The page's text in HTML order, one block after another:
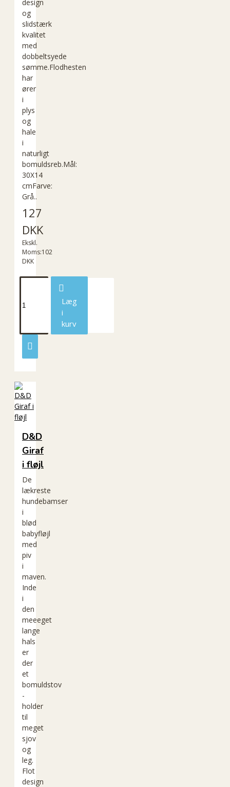
design
og
slidstærk
kvalitet
med
dobbeltsyede
sømme.Flodhesten
har
ører
i
plys
og
hale
i
naturligt
bomuldsreb.Mål:
30X14
cmFarve:
Grå..
127
DKK
Ekskl.
Moms:102
DKK
Læg
i
kurv
D&D
Giraf
i fløjl
De
lækreste
hundebamser
i
blød
babyfløjl
med
piv
i
maven.
Inde
i
den
meeeget
lange
hals
er
der
et
bomuldstov
-
holder
til
meget
sjov
og
leg.
Flot
design